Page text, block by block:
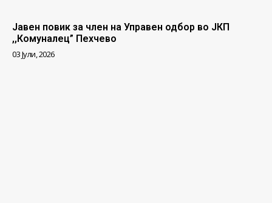
Јавен повик за член на Управен одбор во ЈКП
,,Комуналец” Пехчево
03 Јули, 2026